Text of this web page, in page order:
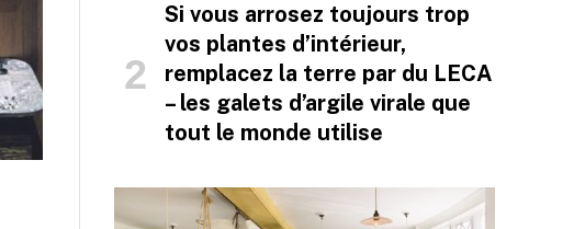
Si vous arrosez toujours trop
vos plantes d’intérieur,
remplacez la terre par du LECA
– les galets d’argile virale que
tout le monde utilise